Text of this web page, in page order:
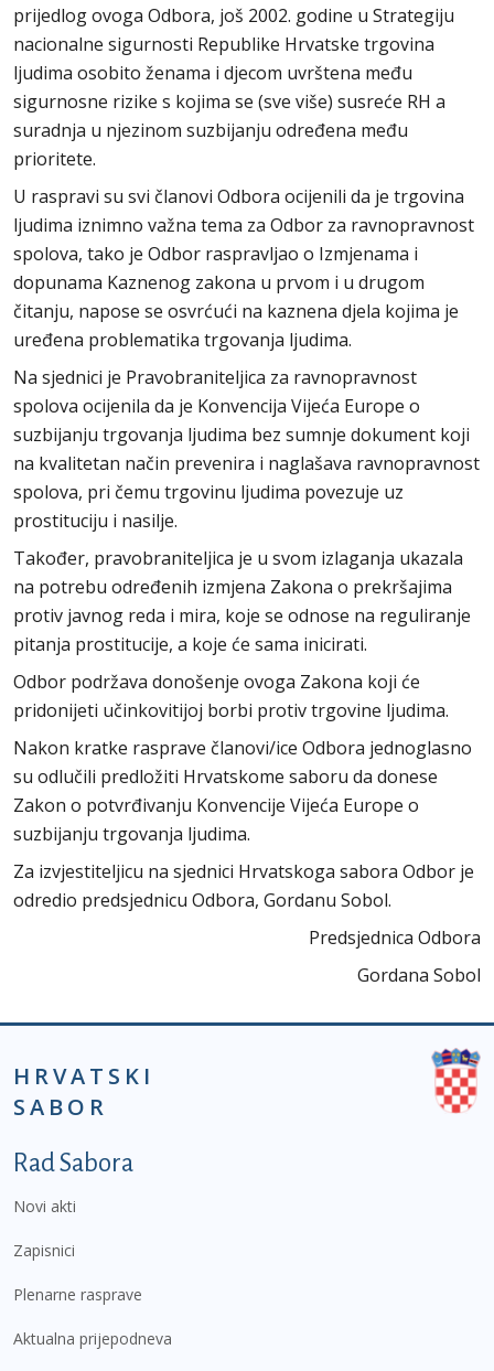
prijedlog ovoga Odbora, još 2002. godine u Strategiju
nacionalne sigurnosti Republike Hrvatske trgovina
ljudima osobito ženama i djecom uvrštena među
sigurnosne rizike s kojima se (sve više) susreće RH a
suradnja u njezinom suzbijanju određena među
prioritete.
U raspravi su svi članovi Odbora ocijenili da je trgovina
ljudima iznimno važna tema za Odbor za ravnopravnost
spolova, tako je Odbor raspravljao o Izmjenama i
dopunama Kaznenog zakona u prvom i u drugom
čitanju, napose se osvrćući na kaznena djela kojima je
uređena problematika trgovanja ljudima.
Na sjednici je Pravobraniteljica za ravnopravnost
spolova ocijenila da je Konvencija Vijeća Europe o
suzbijanju trgovanja ljudima bez sumnje dokument koji
na kvalitetan način prevenira i naglašava ravnopravnost
spolova, pri čemu trgovinu ljudima povezuje uz
prostituciju i nasilje.
Također, pravobraniteljica je u svom izlaganja ukazala
na potrebu određenih izmjena Zakona o prekršajima
protiv javnog reda i mira, koje se odnose na reguliranje
pitanja prostitucije, a koje će sama inicirati.
Odbor podržava donošenje ovoga Zakona koji će
pridonijeti učinkovitijoj borbi protiv trgovine ljudima.
Nakon kratke rasprave članovi/ice Odbora jednoglasno
su odlučili predložiti Hrvatskome saboru da donese
Zakon o potvrđivanju Konvencije Vijeća Europe o
suzbijanju trgovanja ljudima.
Za izvjestiteljicu na sjednici Hrvatskoga sabora Odbor je
odredio predsjednicu Odbora, Gordanu Sobol.
Predsjednica Odbora
Gordana Sobol
HRVATSKI
SABOR
Podnožje prvi izbornik
Rad Sabora
Novi akti
Zapisnici
Plenarne rasprave
Aktualna prijepodneva